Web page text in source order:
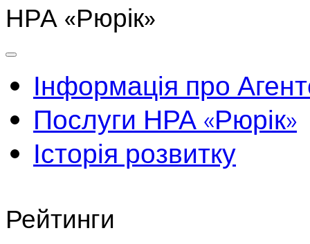
НРА «Рюрік»
Інформація про
Послуги НРА «Рюрік»
Історія розвитку
Рейтинги